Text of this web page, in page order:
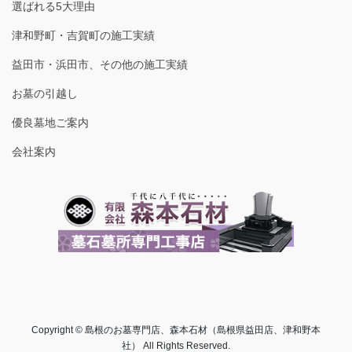
選ばれる5大理由
津和野町・吉賀町の施工実績
益田市・浜田市、その他の施工実績
お墓の引越し
優良墓地ご案内
会社案内
Copyright © 島根のお墓専門店、森本石材（島根県益田店、津和野本
社） All Rights Reserved.